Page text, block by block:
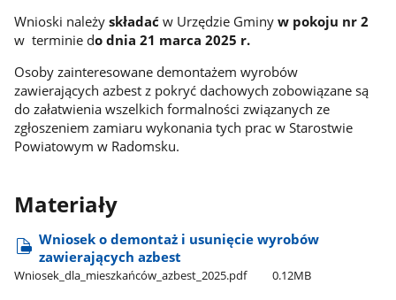
Wnioski należyskładaćw Urzędzie Gminy w pokoju nr 2
w terminie do dnia 21 marca 2025 r.
Osoby zainteresowane demontażem wyrobów
zawierających azbest z pokryć dachowych zobowiązane są
do załatwienia wszelkich formalności związanych ze
zgłoszeniem zamiaru wykonania tych prac w Starostwie
Powiatowym w Radomsku.
Materiały
Wniosek o demontaż i usunięcie wyrobów
zawierających azbest
Wniosek​_dla​_mieszkańców​_azbest​_2025.pdf 0.12MB